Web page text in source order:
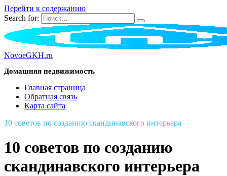
Перейти к содержанию
Search for:
NovoeGKH.ru
Домашняя недвижимость
Главная страница
Обратная связь
Карта сайта
10 советов по созданию скандинавского интерьера
10 советов по созданию
скандинавского интерьера